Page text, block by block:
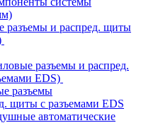
разъемы и распред. щиты
разъемы и распред.
EDS)
разъемы
щиты с разъемами EDS
автоматические